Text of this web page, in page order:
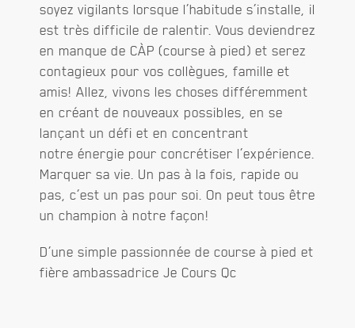
soyez vigilants lorsque l’habitude s’installe, il
est très difficile de ralentir. Vous deviendrez
en manque de CÀP (course à pied) et serez
contagieux pour vos collègues, famille et
amis! Allez, vivons les choses différemment
en créant de nouveaux possibles, en se
lançant un défi et en concentrant
notre énergie pour concrétiser l’expérience.
Marquer sa vie. Un pas à la fois, rapide ou
pas, c’est un pas pour soi. On peut tous être
un champion à notre façon!
D’une simple passionnée de course à pied et
fière ambassadrice Je Cours Qc